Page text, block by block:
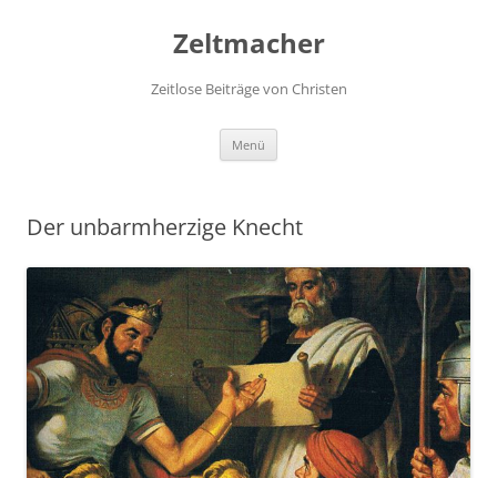
Zeltmacher
Zeitlose Beiträge von Christen
Menü
Der unbarmherzige Knecht